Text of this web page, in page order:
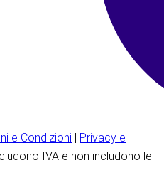
e Condizioni | Privacy e
IVA e non includono le